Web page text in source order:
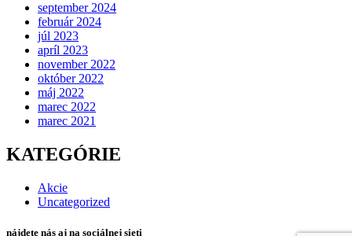
september 2024
február 2024
júl 2023
apríl 2023
november 2022
október 2022
máj 2022
marec 2022
marec 2021
KATEGÓRIE
Akcie
Uncategorized
nájdete nás aj na sociálnej sieti